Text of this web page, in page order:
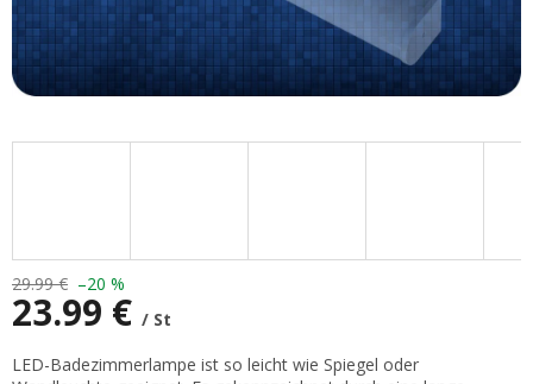
29.99 € –20 %
23.99 € / St
Verkaufspreis:
LED-Badezimmerlampe ist so leicht wie Spiegel oder